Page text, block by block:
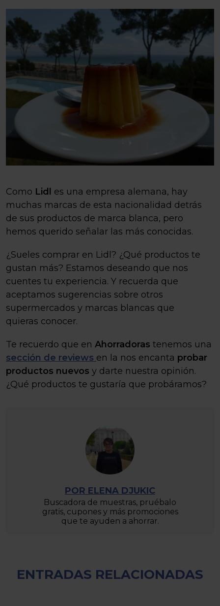
Como Lidl
es una empresa alemana, hay
muchas marcas de esta nacionalidad detrás
de sus productos de marca blanca, pero
hemos querido señalar las más conocidas.
¿Sueles comprar en Lidl? ¿Qué productos te
gustan más? Estamos deseando que nos
cuentes tu experiencia. Y recuerda que
aceptamos sugerencias sobre otros
supermercados y marcas blancas que
quieras conocer.
Te recuerdo que en Ahorradoras tenemos una
sección de reviews en la nos encanta probar
productos nuevos y darte nuestra opinión.
¿Qué productos te gustaría que probáramos?
POR ELENA DJUKIC
Buscadora de muestras, pruébalo
gratis, cupones y más promociones
que te ayuden a ahorrar.
ENTRADAS RELACIONADAS